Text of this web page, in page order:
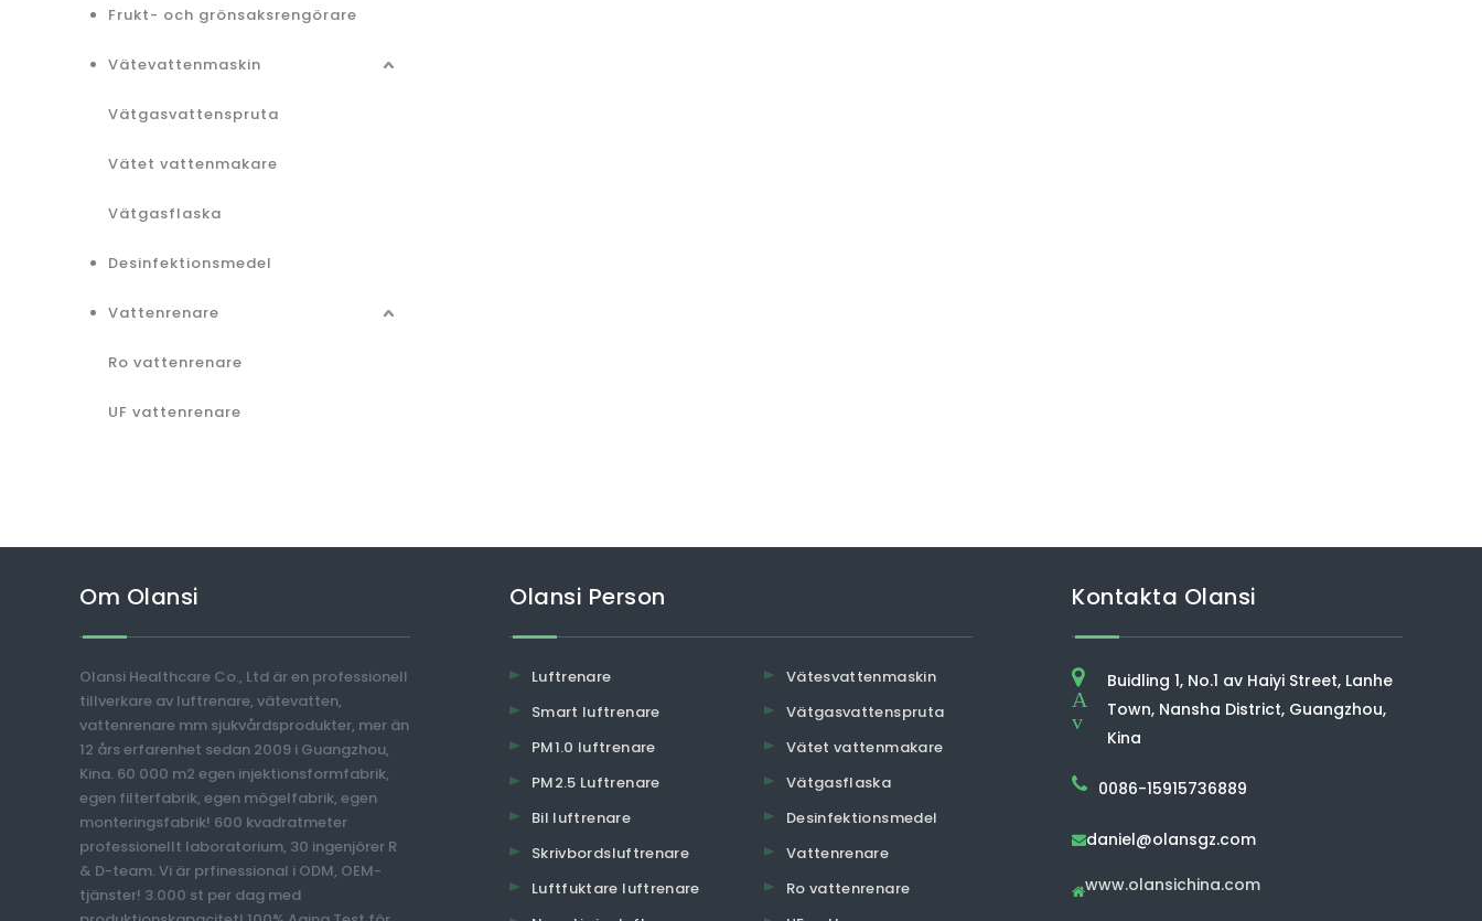
Frukt- och grönsaksrengörare
Vätevattenmaskin
Vätgasvattenspruta
Vätet vattenmakare
Vätgasflaska
Desinfektionsmedel
Vattenrenare
Ro vattenrenare
UF vattenrenare
Om Olansi
Olansi Healthcare Co., Ltd är en professionell
tillverkare av luftrenare, vätevatten,
vattenrenare mm sjukvårdsprodukter, mer än
12 års erfarenhet sedan 2009 i Guangzhou,
Kina. 60 000 m2 egen injektionsformfabrik,
egen filterfabrik, egen mögelfabrik, egen
monteringsfabrik! 600 kvadratmeter
professionellt laboratorium, 30 ingenjörer R
& D-team. Vi är prfinessional i ODM, OEM-
tjänster! 3.000 st per dag med
Olansi Person
Luftrenare
Smart luftrenare
PM1.0 luftrenare
PM2.5 Luftrenare
Bil luftrenare
Skrivbordsluftrenare
Luftfuktare luftrenare
Vätesvattenmaskin
Vätgasvattenspruta
Vätet vattenmakare
Vätgasflaska
Desinfektionsmedel
Vattenrenare
Ro vattenrenare
Kontakta Olansi
A
v
Buidling 1, No.1 av Haiyi Street, Lanhe
Town, Nansha District, Guangzhou,
Kina
0086-15915736889
daniel@olansgz.com
www.olansichina.com